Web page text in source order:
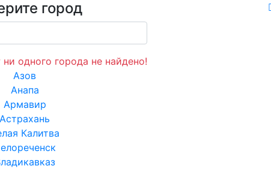
город
одного города не найдено!
Азов
Анапа
Армавир
Астрахань
Калитва